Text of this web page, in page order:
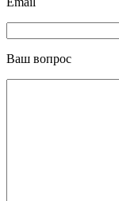
Ваш вопрос